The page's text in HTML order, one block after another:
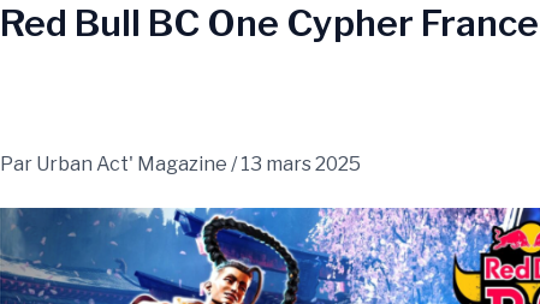
Red Bull BC One Cypher
Par Urban Act' Magazine /13 mars 2025